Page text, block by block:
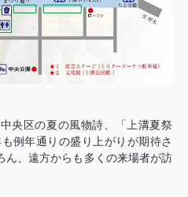
央区の夏の風物詩、「上溝夏祭
例年通りの盛り上がりが期待さ
ん、遠方からも多くの来場者が訪